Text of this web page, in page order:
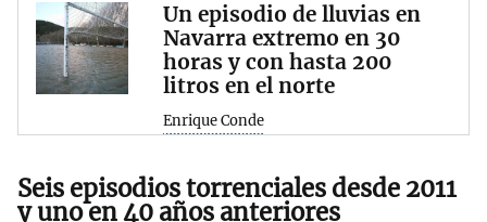
Un episodio de lluvias en
Navarra extremo en 30
horas y con hasta 200
litros en el norte
Enrique Conde
Seis episodios torrenciales desde 2011
y uno en 40 años anteriores